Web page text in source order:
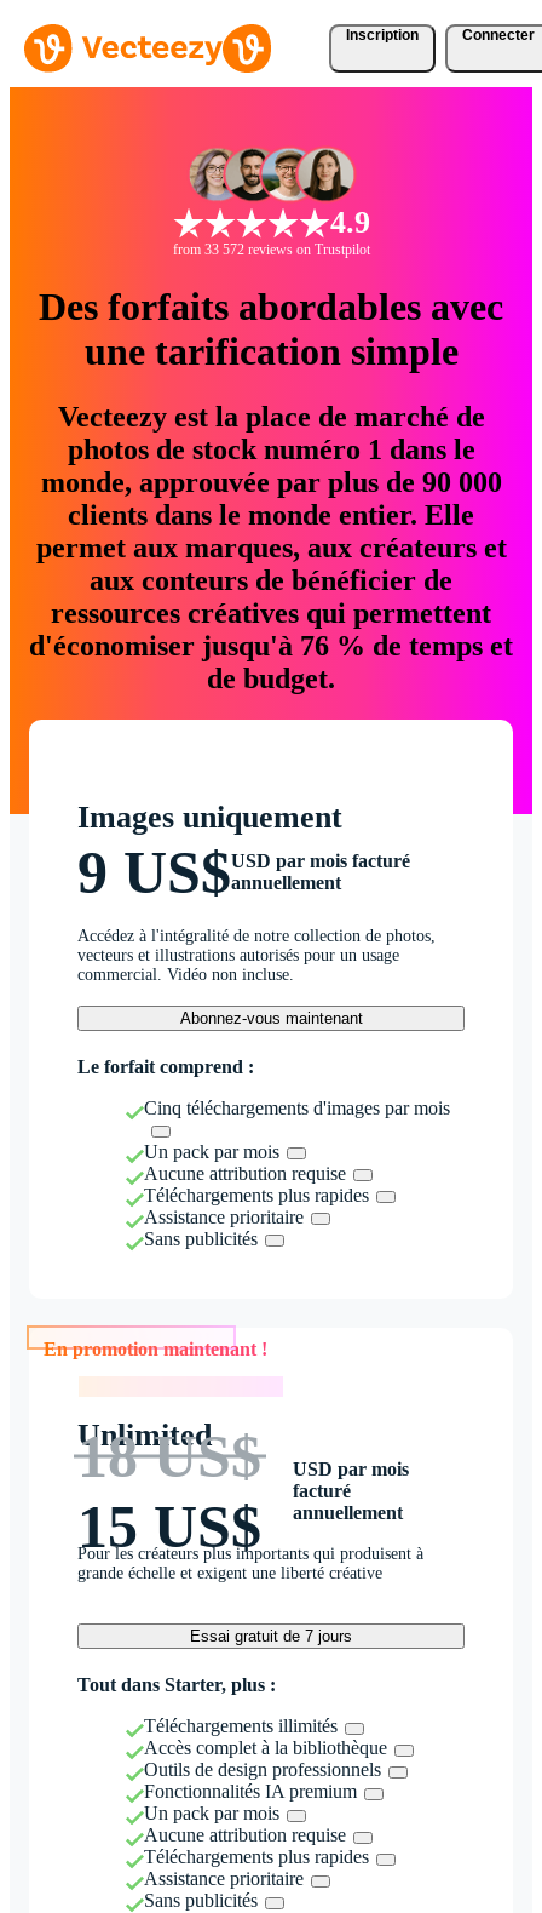
Inscription Connecter
4.9
from 33 572 reviews on Trustpilot
Des forfaits abordables avec
une tarification simple
Vecteezy est la place de marché de
photos de stock numéro 1 dans le
monde, approuvée par plus de 90 000
clients dans le monde entier. Elle
permet aux marques, aux créateurs et
aux conteurs de bénéficier de
ressources créatives qui permettent
d'économiser jusqu'à 76 % de temps et
de budget.
Images uniquement
9 US$USD par mois facturé
annuellement
Accédez à l'intégralité de notre collection de photos,
vecteurs et illustrations autorisés pour un usage
commercial. Vidéo non incluse.
Abonnez-vous maintenant
Le forfait comprend :
Cinq téléchargements d'images par mois
Un pack par mois
Aucune attribution requise
Téléchargements plus rapides
Assistance prioritaire
Sans publicités
En promotion maintenant !
Unlimited
18 US$
15 US$
USD par mois
facturé
annuellement
Pour les créateurs plus importants qui produisent à
grande échelle et exigent une liberté créative
Essai gratuit de 7 jours
Tout dans Starter, plus :
Téléchargements illimités
Accès complet à la bibliothèque
Outils de design professionnels
Fonctionnalités IA premium
Un pack par mois
Aucune attribution requise
Téléchargements plus rapides
Assistance prioritaire
Sans publicités